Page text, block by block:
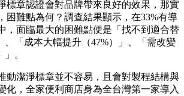
標章認證會對品牌帶來良好的效果，那實
困難點為何？調查結果顯示，在33%有導
，面臨最大的困難點便是「找不到適合替
、「成本大幅提升（47%）」、「需改變
。
動潔淨標章並不容易，且會對製程結構與
化，全家便利商店身為全台灣第一家導入